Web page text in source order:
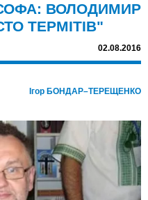
ВОЛОДИМИР
ТЕРМІТІВ"
02.08.2016
Ігор БОНДАР–ТЕРЕЩЕНКО